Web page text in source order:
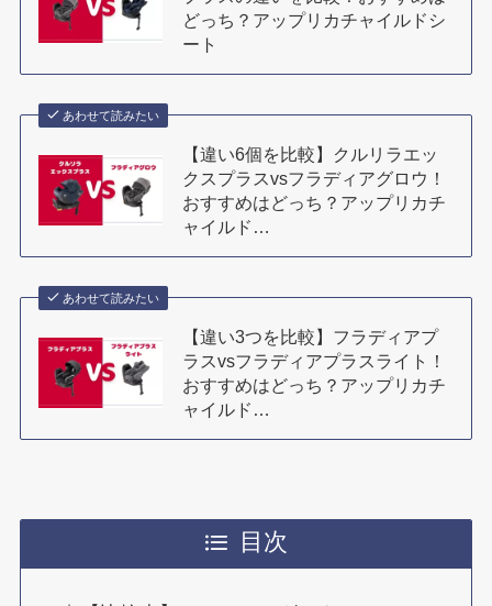
どっち？アップリカチャイルドシ
ート
あわせて読みたい
【違い6個を比較】クルリラエッ
クスプラスvsフラディアグロウ！
おすすめはどっち？アップリカチ
ャイルド…
あわせて読みたい
【違い3つを比較】フラディアプ
ラスvsフラディアプラスライト！
おすすめはどっち？アップリカチ
ャイルド…
目次